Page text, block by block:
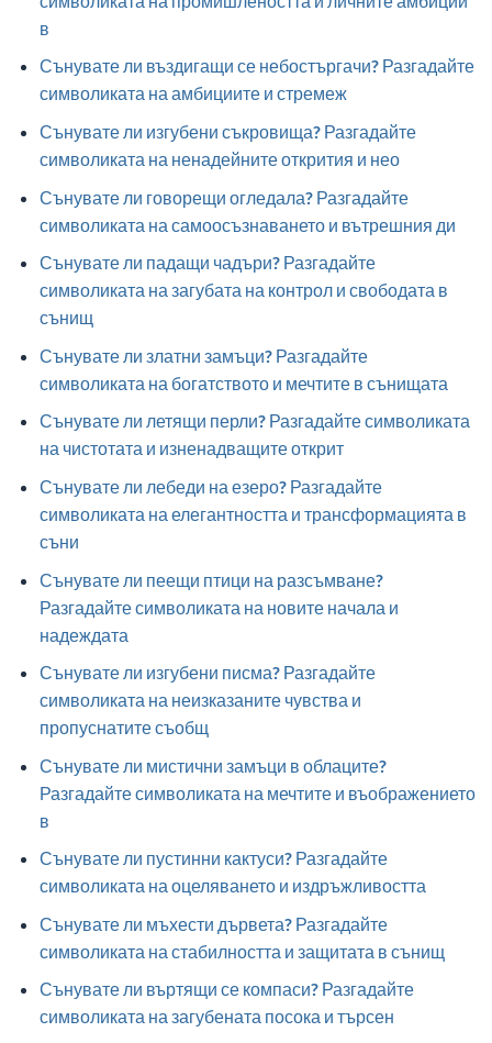
в
Сънувате ли въздигащи се небостъргачи? Разгадайте
символиката на амбициите и стремеж
Сънувате ли изгубени съкровища? Разгадайте
символиката на ненадейните открития и нео
Сънувате ли говорещи огледала? Разгадайте
символиката на самоосъзнаването и вътрешния ди
Сънувате ли падащи чадъри? Разгадайте
символиката на загубата на контрол и свободата в
сънищ
Сънувате ли златни замъци? Разгадайте
символиката на богатството и мечтите в сънищата
Сънувате ли летящи перли? Разгадайте символиката
на чистотата и изненадващите открит
Сънувате ли лебеди на езеро? Разгадайте
символиката на елегантността и трансформацията в
съни
Сънувате ли пеещи птици на разсъмване?
Разгадайте символиката на новите начала и
надеждата
Сънувате ли изгубени писма? Разгадайте
символиката на неизказаните чувства и
пропуснатите съобщ
Сънувате ли мистични замъци в облаците?
Разгадайте символиката на мечтите и въображението
в
Сънувате ли пустинни кактуси? Разгадайте
символиката на оцеляването и издръжливостта
Сънувате ли мъхести дървета? Разгадайте
символиката на стабилността и защитата в сънищ
Сънувате ли въртящи се компаси? Разгадайте
символиката на загубената посока и търсен